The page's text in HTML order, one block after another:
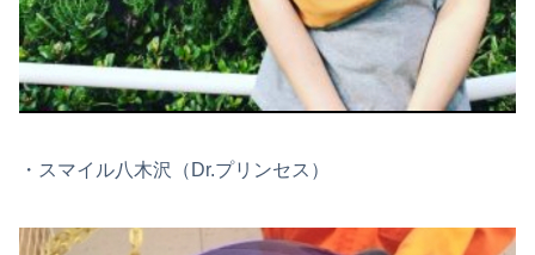
・スマイル八木沢（Dr.プリンセス）